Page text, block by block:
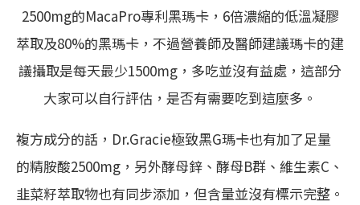
2500mg的MacaPro專利黑瑪卡，6倍濃縮的低溫凝膠
萃取及80%的黑瑪卡，不過營養師及醫師建議瑪卡的建
議攝取是每天最少1500mg，多吃並沒有益處，這部分
大家可以自行評估，是否有需要吃到這麼多。
複方成分的話，Dr.Gracie極致黑G瑪卡也有加了足量
的精胺酸2500mg，另外酵母鋅、酵母B群、維生素C、
韭菜籽萃取物也有同步添加，但含量並沒有標示完整。